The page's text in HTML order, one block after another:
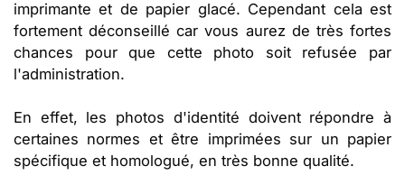
imprimante et de papier glacé. Cependant cela est
fortement déconseillé car vous aurez de très fortes
chances pour que cette photo soit refusée par
l'administration.
En effet, les photos d'identité doivent répondre à
certaines normes et être imprimées sur un papier
spécifique et homologué, en très bonne qualité.